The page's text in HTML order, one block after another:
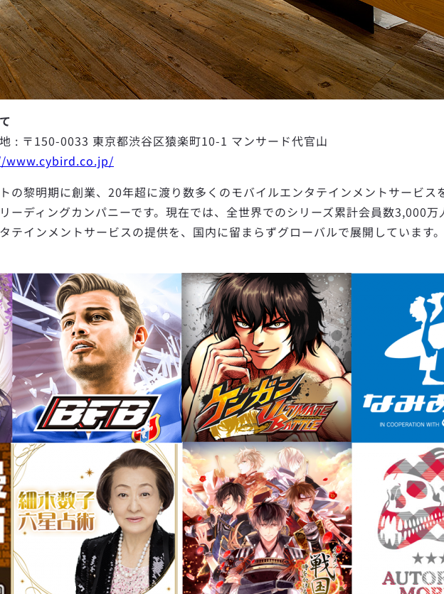
: 〒150-0033 東京都渋谷区猿楽町10-1 マンサード代官山
www.cybird.co.jp/
の黎明期に創業、20年超に渡り数多くのモバイルエンタテインメントサービ
ーディングカンパニーです。現在では、全世界でのシリーズ累計会員数3,000
テインメントサービスの提供を、国内に留まらずグローバルで展開していま